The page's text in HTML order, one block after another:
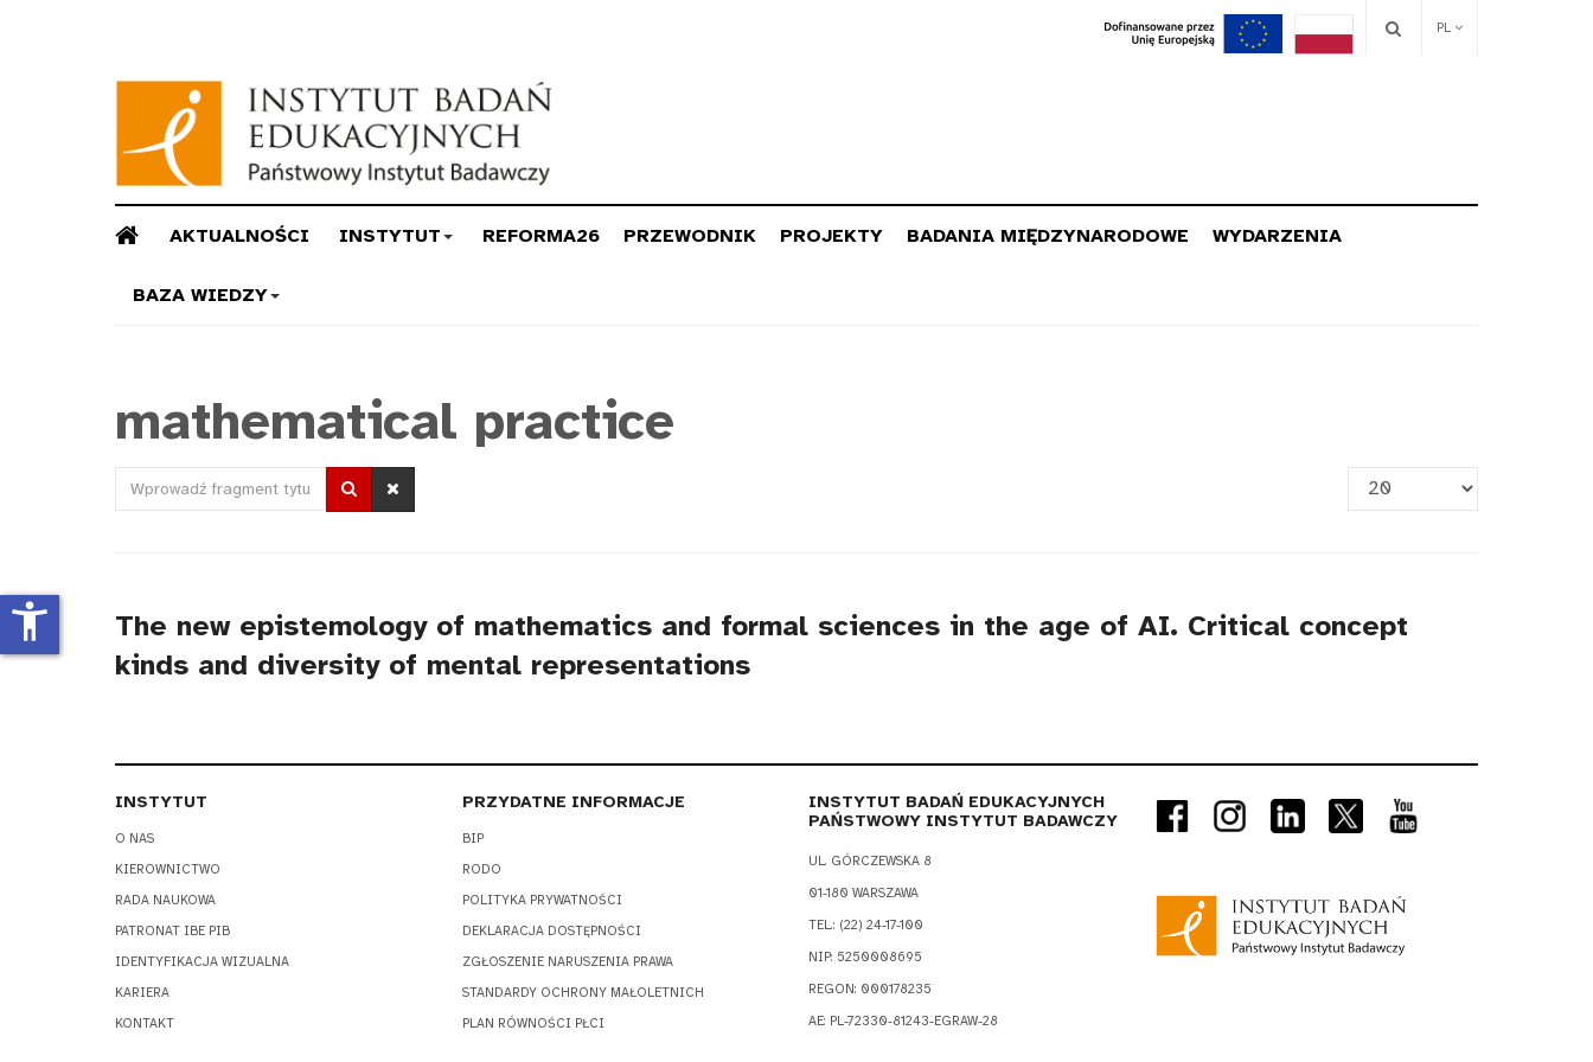
PL
AKTUALNOŚCI INSTYTUT REFORMA26 PRZEWODNIK PROJEKTY BADANIA MIĘDZYNARODOWE WYDARZENIA
BAZA WIEDZY
mathematical practice
Wprowadź
Pokaż
The new epistemology of mathematics and formal sciences in the age of AI. Critical concept
kinds and diversity of mental representations
INSTYTUT
O NAS
KIEROWNICTWO
RADA NAUKOWA
PATRONAT IBE PIB
IDENTYFIKACJA WIZUALNA
KARIERA
KONTAKT
PRZYDATNE INFORMACJE
BIP
RODO
POLITYKA PRYWATNOŚCI
DEKLARACJA DOSTĘPNOŚCI
ZGŁOSZENIE NARUSZENIA PRAWA
STANDARDY OCHRONY MAŁOLETNICH
PLAN RÓWNOŚCI PŁCI
INSTYTUT BADAŃ EDUKACYJNYCH
PAŃSTWOWY INSTYTUT BADAWCZY
UL. GÓRCZEWSKA 8
01-180 WARSZAWA
TEL.: (22) 24-17-100
NIP: 5250008695
REGON: 000178235
AE: PL-72330-81243-EGRAW-28
accessibility_new